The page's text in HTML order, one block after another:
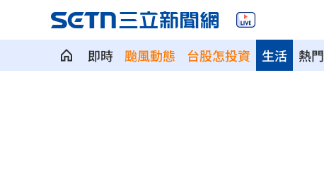
即時 颱風動態 台股怎投資 熱門
生活